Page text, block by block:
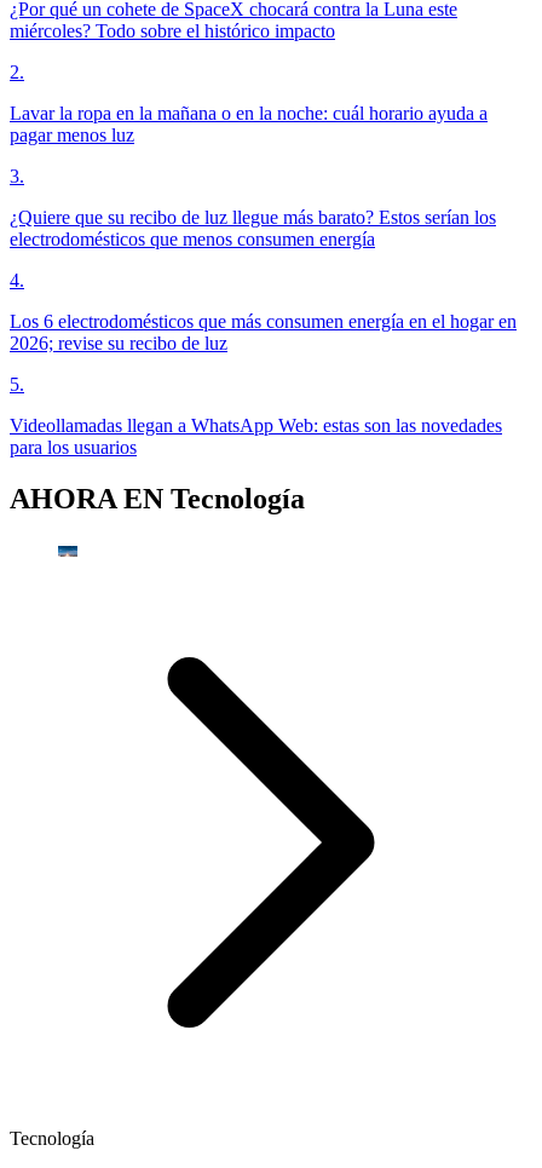
¿Por qué un cohete de SpaceX chocará contra la Luna este
miércoles? Todo sobre el histórico impacto
2.
Lavar la ropa en la mañana o en la noche: cuál horario ayuda a
pagar menos luz
3.
¿Quiere que su recibo de luz llegue más barato? Estos serían los
electrodomésticos que menos consumen energía
4.
Los 6 electrodomésticos que más consumen energía en el hogar en
2026; revise su recibo de luz
5.
Videollamadas llegan a WhatsApp Web: estas son las novedades
para los usuarios
AHORA EN Tecnología
Tecnología